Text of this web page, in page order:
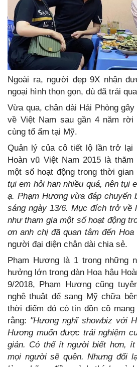
Ngoài ra, người đẹp 9X nhận
ngoại hình thọn gọn, dù đã trải
Vừa qua, chân dài Hải Phòng
về Việt Nam sau gần 4 năm
cùng tổ ấm tại Mỹ.
Quản lý của cô tiết lộ lần trở lại
Hoàn vũ Việt Nam 2015 là
một số hoạt động trong thời gian
tụi em hỏi han nhiều quá, nên tụi
ạ. Phạm Hương vừa đáp chuyến
sáng ngày 13/6. Mục đích trở về
như tham gia một số hoạt động
ơn anh chị đã quan tâm đến
người đại diện chân dài chia sẻ.
Phạm Hương là 1 trong những
hưởng lớn trong dàn Hoa hậu
9/2018, Phạm Hương cũng
nghệ thuật để sang Mỹ chữa
thời điểm đó có tin đồn cô
rằng: "Hương nghĩ showbiz với
Hương muốn được trải nghiệm
giản. Có thể ít người biết hơn,
mọi người sẽ quên. Nhưng đổi